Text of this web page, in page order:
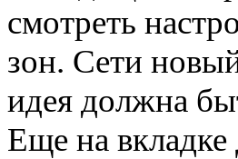
смотреть
зон. Сети
идея должна
Еще на